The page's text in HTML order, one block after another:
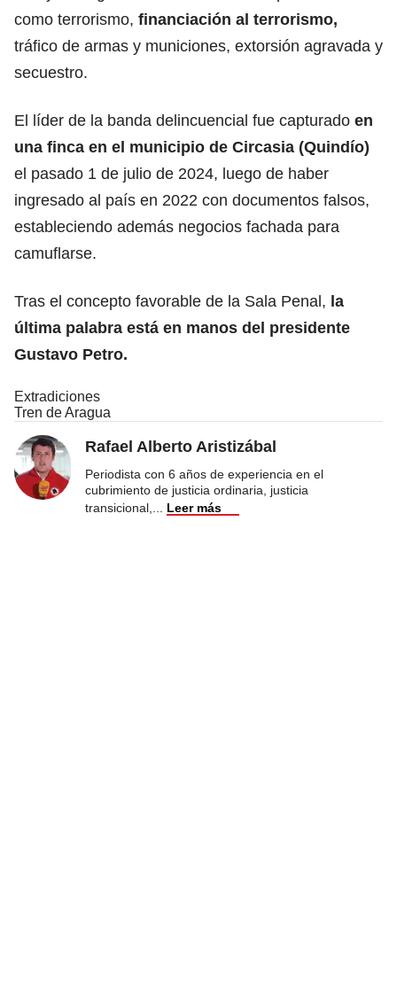
como terrorismo, financiación al terrorismo,
tráfico de armas y municiones, extorsión agravada y
secuestro.
El líder de la banda delincuencial fue capturado en
una finca en el municipio de Circasia (Quindío)
el pasado 1 de julio de 2024, luego de haber
ingresado al país en 2022 con documentos falsos,
estableciendo además negocios fachada para
camuflarse.
Tras el concepto favorable de la Sala Penal, la
última palabra está en manos del presidente
Gustavo Petro.
Extradiciones
Tren de Aragua
Rafael Alberto Aristizábal
Periodista con 6 años de experiencia en el
cubrimiento de justicia ordinaria, justicia
transicional,
Leer más